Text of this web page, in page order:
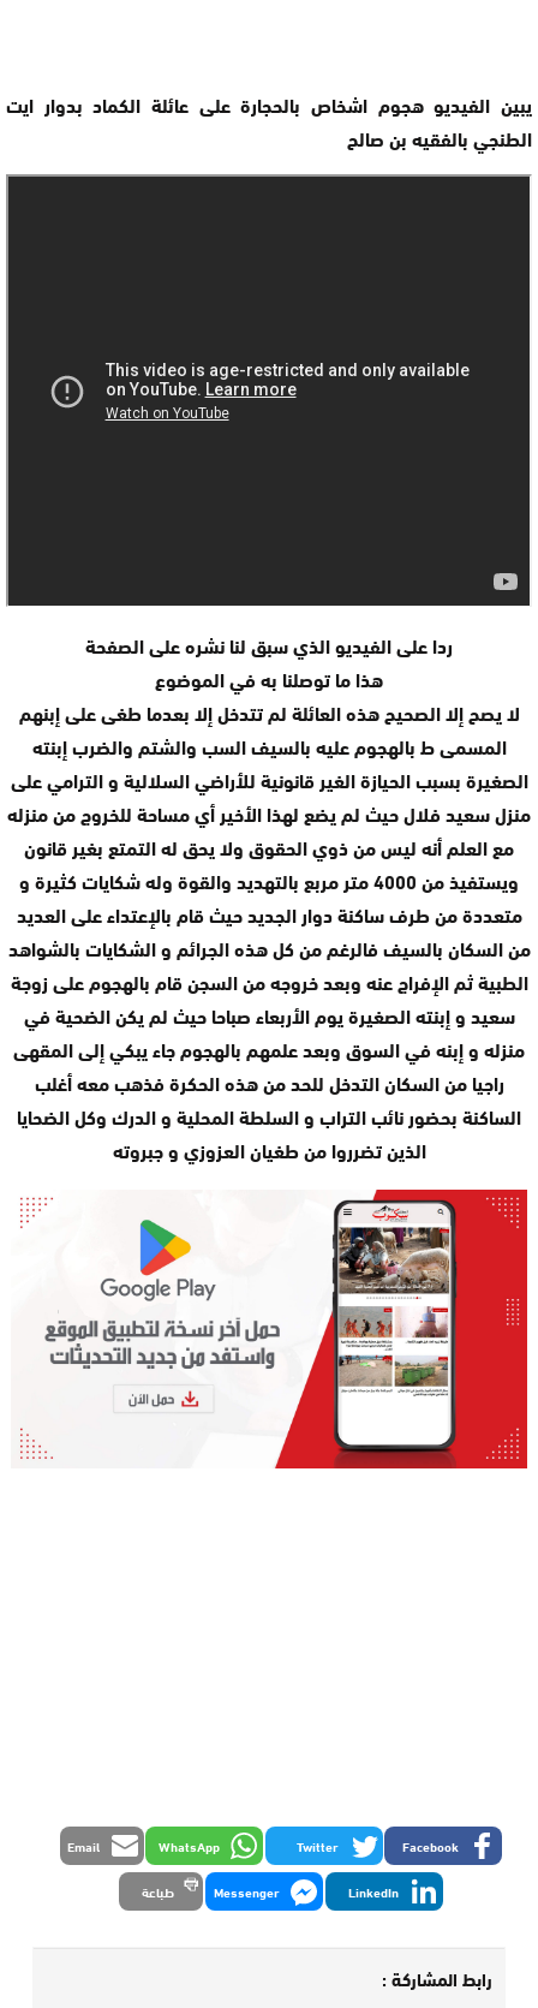
يبين الفيديو هجوم اشخاص بالحجارة على عائلة الكماد بدوار ايت
الطنجي بالفقيه بن صالح
ردا على الفيديو الذي سبق لنا نشره على الصفحة
هذا ما توصلنا به في الموضوع
لا يصح إلا الصحيح هذه العائلة لم تتدخل إلا بعدما طغی علی إبنهم
المسمی ط بالهجوم عليه بالسيف السب والشتم والضرب إبنته
الصغيرة بسبب الحيازة الغير قانونية للأراضي السلالية و الترامي علی
منزل سعيد فلال حيث لم يضع لهذا الأخير أي مساحة للخروج من منزله
مع العلم أنه ليس من ذوي الحقوق ولا يحق له التمتع بغير قانون
ويستفيذ من 4000 متر مربع بالتهديد والقوة وله شكايات كثيرة و
متعددة من طرف ساكنة دوار الجديد حيث قام بالإعتداء على العديد
من السكان بالسيف فالرغم من كل هذه الجرائم و الشكايات بالشواهد
الطبية ثم الإفراج عنه وبعد خروجه من السجن قام بالهجوم على زوجة
سعيد و إبنته الصغيرة يوم الأربعاء صباحا حيث لم يكن الضحية في
منزله و إبنه في السوق وبعد علمهم بالهجوم جاء يبكي إلى المقهى
راجيا من السكان التدخل للحد من هذه الحکرة فذهب معه أغلب
الساكنة بحضور نائب التراب و السلطة المحلية و الدرك وكل الضحايا
الذين تضرروا من طغيان العزوزي و جبروته
Facebook
Twitter
WhatsApp
Email
LinkedIn
Messenger طباعة
رابط المشاركة :